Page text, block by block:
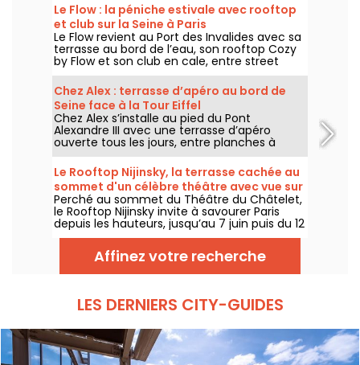
Le Flow : la péniche estivale avec rooftop
et club sur la Seine à Paris
Le Flow revient au Port des Invalides avec sa
terrasse au bord de l’eau, son rooftop Cozy
by Flow et son club en cale, entre street
food, cocktails, DJ sets et soirées d’été sur la
Seine.
Chez Alex : terrasse d’apéro au bord de
Seine face à la Tour Eiffel
Chez Alex s’installe au pied du Pont
Alexandre III avec une terrasse d’apéro
ouverte tous les jours, entre planches à
partager, cocktails, vue sur la Seine et
ambiance d’été face à la Tour Eiffel.
Le Rooftop Nijinsky, la terrasse cachée au
sommet d'un célèbre théâtre avec vue sur
Paris
Perché au sommet du Théâtre du Châtelet,
le Rooftop Nijinsky invite à savourer Paris
depuis les hauteurs, jusqu’au 7 juin puis du 12
juillet au 21 septembre 2026, entre terrasse
panoramique, cocktails, cuisine toute la
journée et DJ sets jusqu’au bout de la nuit.
Affinez votre recherche
LES DERNIERS CITY-GUIDES